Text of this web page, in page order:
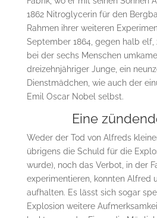
1862 Nitroglycerin für den
Rahmen ihrer weiteren
September 1864, gegen halb elf,
bei der sechs Menschen
dreizehnjähriger Junge, ein
Dienstmädchen, wie auch der
Emil Oscar Nobel selbst.
Eine
Weder der Tod von Alfreds
übrigens die Schuld für die
wurde), noch das Verbot, in der
experimentieren, konnten Alfred
aufhalten. Es lässt sich sogar
Explosion weitere